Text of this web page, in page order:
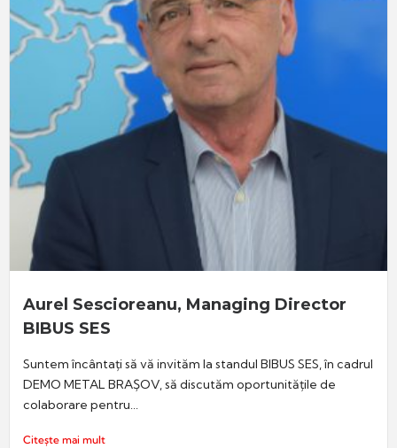
Aurel Sescioreanu, Managing Director
BIBUS SES
Suntem încântați să vă invităm la standul BIBUS SES, în cadrul
DEMO METAL BRAȘOV, să discutăm oportunitățile de
colaborare pentru...
Citește mai mult